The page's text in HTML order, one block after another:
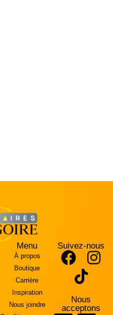
Menu
À propos
Boutique
Carrière
Inspiration
Nous joindre
Suivez-nous
Nous
acceptons